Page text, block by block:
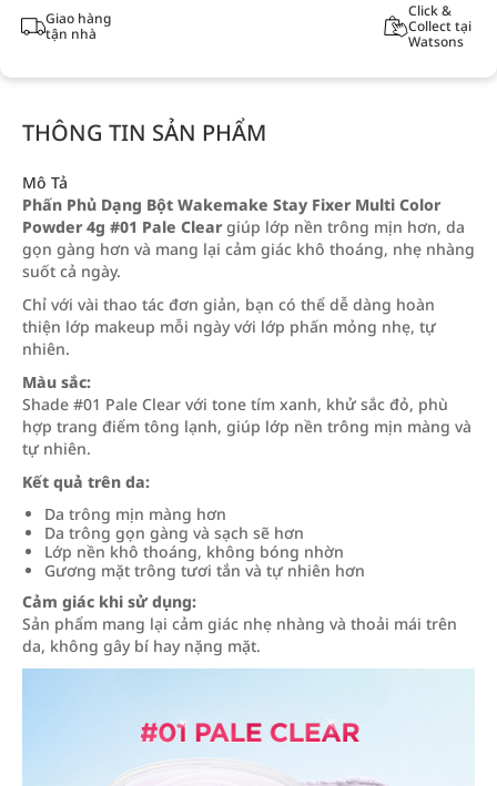
Giao hàng
tận nhà
Click &
Collect tại
Watsons
THÔNG TIN SẢN PHẨM
Mô Tả
Phấn Phủ Dạng Bột Wakemake Stay Fixer Multi Color
Powder 4g #01 Pale Clear giúp lớp nền trông mịn hơn, da
gọn gàng hơn và mang lại cảm giác khô thoáng, nhẹ nhàng
suốt cả ngày.
Chỉ với vài thao tác đơn giản, bạn có thể dễ dàng hoàn
thiện lớp makeup mỗi ngày với lớp phấn mỏng nhẹ, tự
nhiên.
Màu sắc:
Shade #01 Pale Clear với tone tím xanh, khử sắc đỏ, phù
hợp trang điểm tông lạnh, giúp lớp nền trông mịn màng và
tự nhiên.
Kết quả trên da:
Da trông mịn màng hơn
Da trông gọn gàng và sạch sẽ hơn
Lớp nền khô thoáng, không bóng nhờn
Gương mặt trông tươi tắn và tự nhiên hơn
Cảm giác khi sử dụng:
Sản phẩm mang lại cảm giác nhẹ nhàng và thoải mái trên
da, không gây bí hay nặng mặt.